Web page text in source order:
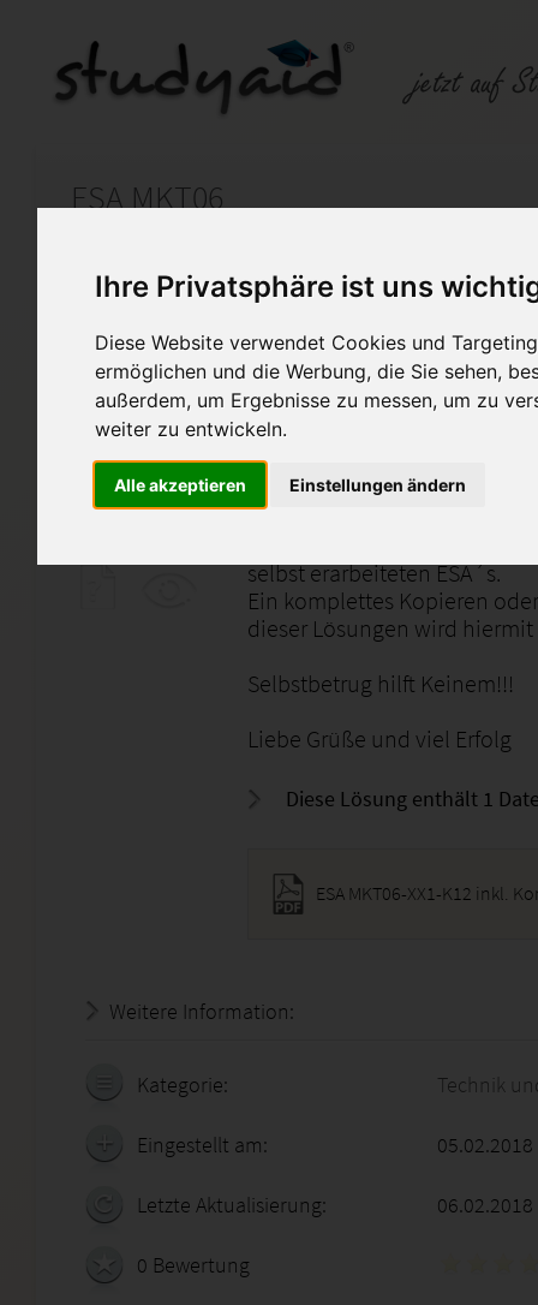
Ihre Privatsphäre ist uns
Diese Website verwendet Cookies und
ermöglichen und die Werbung, die Sie sehen,
außerdem, um Ergebnisse zu messen, um zu
weiter zu entwickeln.
Alle akzeptieren Einstellungen ändern
ESA MKT06
Auf StudyAid.de verkaufen
Startseite Technik und Informatik
Geometrie und
Hallo!
Die von mir angebotenen
selbst erarbeiteten ESA´s.
Ein komplettes Kopieren
dieser Lösungen wird
Selbstbetrug hilft Keinem!!!
Liebe Grüße und viel Erfolg
Diese Lösung enthält 1
Weitere Information:
Kategorie: Technik
Eingestellt am:
Letzte Aktualisierung: 06.02.2018
0 Bewertung